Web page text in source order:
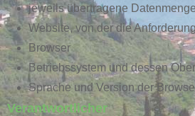
jeweils übertragene
Website, von der die
Browser
Betriebssystem und dessen
Sprache und Version der
Verantwortlicher